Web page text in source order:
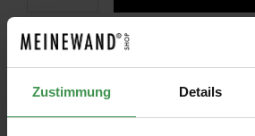
Zustimmung Details